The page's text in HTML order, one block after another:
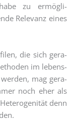
zu ermög­li­
Rele­vanz eines
die sich gera­
im lebens­
mag gera­
noch eher als
denn